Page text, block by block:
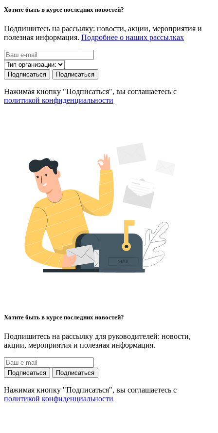
Хотите быть в курсе последних новостей?
Подпишитесь на рассылку: новости, акции, мероприятия и
полезная информация. Подробнее о наших рассылках
Подписаться Подписаться
Нажимая кнопку "Подписаться", вы соглашаетесь с
политикой конфиденциальности
Хотите быть в курсе последних новостей?
Подпишитесь на рассылку для руководителей: новости,
акции, мероприятия и полезная информация.
Подписаться Подписаться
Нажимая кнопку "Подписаться", вы соглашаетесь с
политикой конфиденциальности